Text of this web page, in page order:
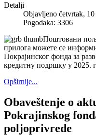
Detalji
Objavljeno četvrtak,
Pogodaka: 3306
Поштовани
прилога можете се
Покрајинског фонда за
кредитну подршку у 2025.
Opširnije...
Obaveštenje o
Pokrajinskog
poljoprivrede